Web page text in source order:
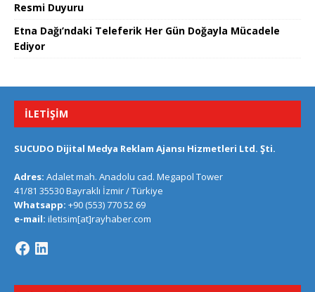
Resmi Duyuru
Etna Dağı’ndaki Teleferik Her Gün Doğayla Mücadele
Ediyor
İLETIŞIM
SUCUDO Dijital Medya Reklam Ajansı Hizmetleri Ltd. Şti.
Adres: Adalet mah. Anadolu cad. Megapol Tower
41/81 35530 Bayraklı İzmir / Türkiye
Whatsapp: +90 (553) 770 52 69
e-mail: iletisim[at]rayhaber.com